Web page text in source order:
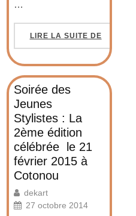
…
LIRE LA SUITE DE
Soirée des
Jeunes
Stylistes : La
2ème édition
célébrée le 21
février 2015 à
Cotonou
dekart
27 octobre 2014